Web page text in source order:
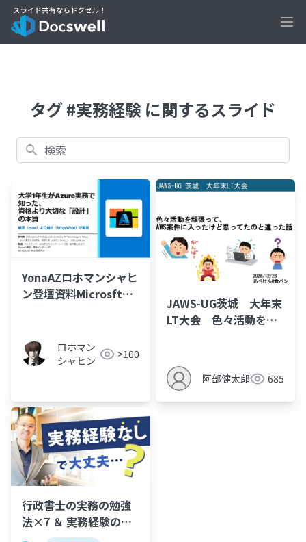
タグ #実務経験 に関するスライド
検索
YonaAZロホマンシャヒ
ン登壇資料Microsft
ロホマン
シャヒン
>100
JAWS-UG茨城 大年末
LT大会 色々活動を頑
違った話
阿部健太郎 685
行政書士の実務の勉強
法×7 ＆ 実務経験の積
み方×5。新人さん必見